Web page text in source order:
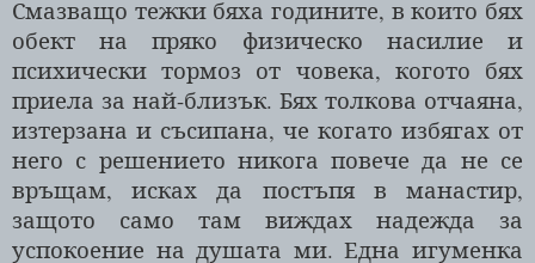
Смазващо тежки бяха годините, в които бях
обект на пряко физическо насилие и
психически тормоз от човека, когото бях
приела за най-близък. Бях толкова отчаяна,
изтерзана и съсипана, че когато избягах от
него с решението никога повече да не се
връщам, исках да постъпя в манастир,
защото само там виждах надежда за
успокоение на душата ми. Една игуменка